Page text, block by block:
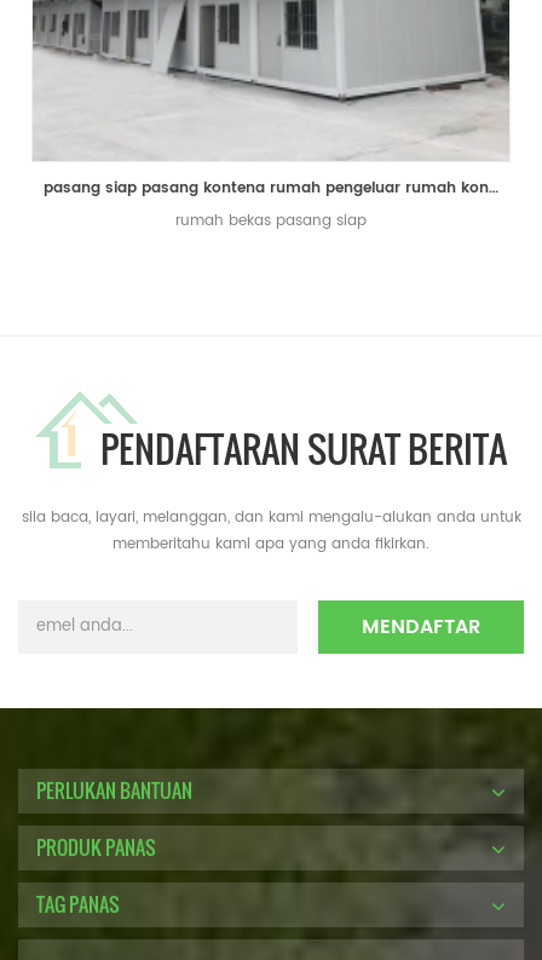
pasang siap pasang kontena rumah pengeluar rumah kontena
rumah bekas pasang siap
PENDAFTARAN SURAT BERITA
sila baca, layari, melanggan, dan kami mengalu-alukan anda untuk
memberitahu kami apa yang anda fikirkan.
PERLUKAN BANTUAN
PRODUK PANAS
TAG PANAS